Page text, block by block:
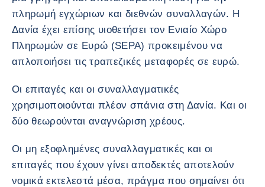
πληρωμή εγχώριων και διεθνών συναλλαγών. Η
Δανία έχει επίσης υιοθετήσει τον Ενιαίο Χώρο
Πληρωμών σε Ευρώ (SEPA) προκειμένου να
απλοποιήσει τις τραπεζικές μεταφορές σε ευρώ.
Οι επιταγές και οι συναλλαγματικές
χρησιμοποιούνται πλέον σπάνια στη Δανία. Και οι
δύο θεωρούνται αναγνώριση χρέους.
Οι μη εξοφλημένες συναλλαγματικές και οι
επιταγές που έχουν γίνει αποδεκτές αποτελούν
νομικά εκτελεστά μέσα, πράγμα που σημαίνει ότι